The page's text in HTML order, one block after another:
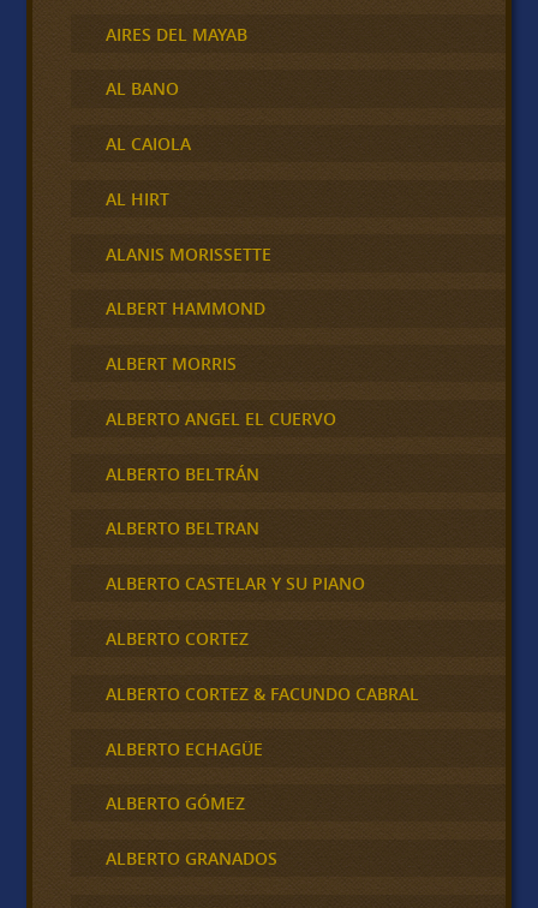
AIRES DEL MAYAB
AL BANO
AL CAIOLA
AL HIRT
ALANIS MORISSETTE
ALBERT HAMMOND
ALBERT MORRIS
ALBERTO ANGEL EL CUERVO
ALBERTO BELTRÁN
ALBERTO BELTRAN
ALBERTO CASTELAR Y SU PIANO
ALBERTO CORTEZ
ALBERTO CORTEZ & FACUNDO CABRAL
ALBERTO ECHAGÜE
ALBERTO GÓMEZ
ALBERTO GRANADOS